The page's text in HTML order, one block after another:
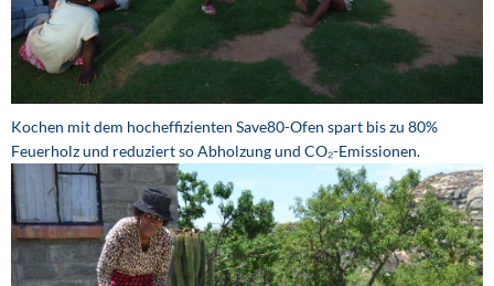
Kochen mit dem hocheffizienten Save80-Ofen spart bis zu 80%
Feuerholz und reduziert so Abholzung und CO₂-Emissionen.